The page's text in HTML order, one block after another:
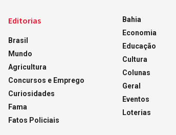
Editorias
Brasil
Mundo
Agricultura
Concursos e Emprego
Curiosidades
Fama
Fatos Policiais
Bahia
Economia
Educação
Cultura
Colunas
Geral
Eventos
Loterias